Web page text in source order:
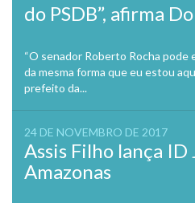
do PSDB”, afirma
“O senador Roberto Rocha pode
da mesma forma que eu estou
prefeito da...
24 DE NOVEMBRO DE 2017
Assis Filho lança ID
Amazonas